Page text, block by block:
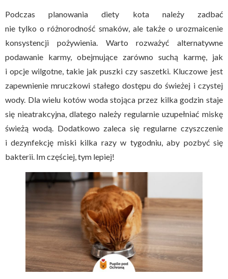
Podczas planowania diety kota należy zadbać
nie tylko o różnorodność smaków, ale także o urozmaicenie
konsystencji pożywienia. Warto rozważyć alternatywne
podawanie karmy, obejmujące zarówno suchą karmę, jak
i opcje wilgotne, takie jak puszki czy saszetki. Kluczowe jest
zapewnienie mruczkowi stałego dostępu do świeżej i czystej
wody. Dla wielu kotów woda stojąca przez kilka godzin staje
się nieatrakcyjna, dlatego należy regularnie uzupełniać miskę
świeżą wodą. Dodatkowo zaleca się regularne czyszczenie
i dezynfekcję miski kilka razy w tygodniu, aby pozbyć się
bakterii. Im częściej, tym lepiej!